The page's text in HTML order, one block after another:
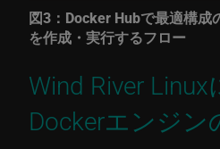
図3：Docker Hubで最適構成
を作成・実行するフロー
Wind River Linux
Dockerエンジン